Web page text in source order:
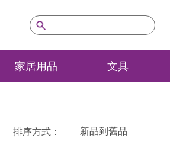
家居用品 文具
排序方式： 新品到舊品